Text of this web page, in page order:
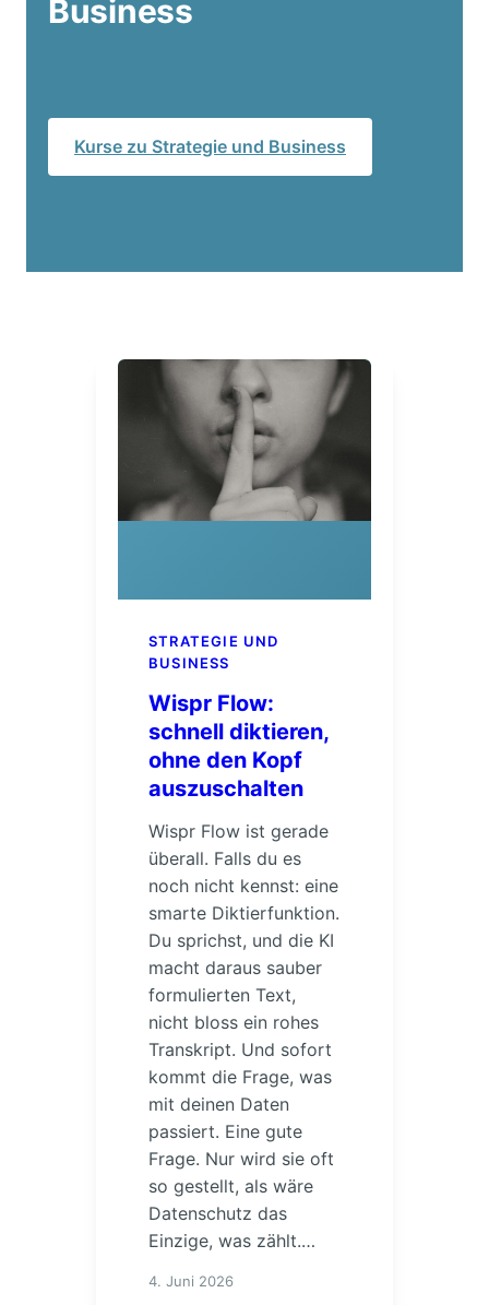
Business
Kurse zu Strategie und Business
STRATEGIE UND
BUSINESS
Wispr Flow:
schnell diktieren,
ohne den Kopf
auszuschalten
Wispr Flow ist gerade
überall. Falls du es
noch nicht kennst: eine
smarte Diktierfunktion.
Du sprichst, und die KI
macht daraus sauber
formulierten Text,
nicht bloss ein rohes
Transkript. Und sofort
kommt die Frage, was
mit deinen Daten
passiert. Eine gute
Frage. Nur wird sie oft
so gestellt, als wäre
Datenschutz das
Einzige, was zählt.…
4. Juni 2026